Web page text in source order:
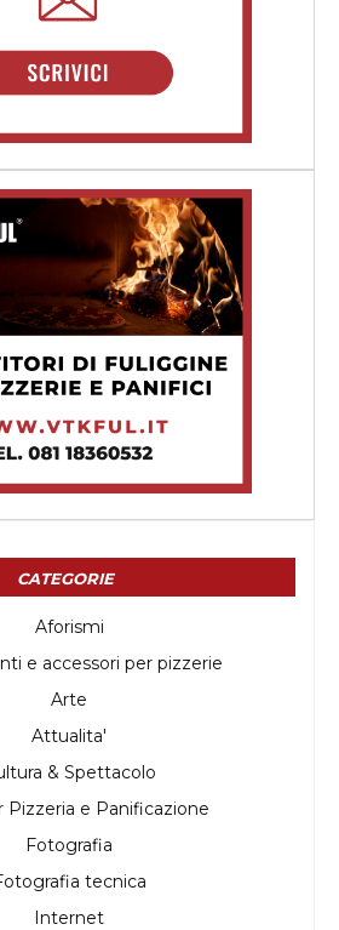
CATEGORIE
Aforismi
e accessori per pizzerie
Arte
Attualita'
& Spettacolo
Pizzeria e Panificazione
Fotografia
tecnica
Internet